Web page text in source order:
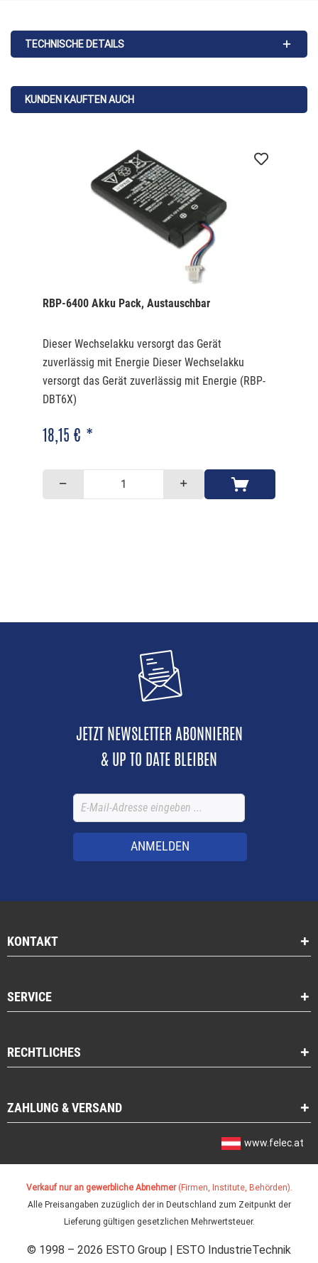
TECHNISCHE DETAILS
KUNDEN KAUFTEN AUCH
RBP-6400 Akku Pack, Austauschbar
Dieser Wechselakku versorgt das Gerät
zuverlässig mit Energie Dieser Wechselakku
versorgt das Gerät zuverlässig mit Energie (RBP-
DBT6X)
18,15 € *
JETZT NEWSLETTER ABONNIEREN
& UP TO DATE BLEIBEN
ANMELDEN
KONTAKT
SERVICE
RECHTLICHES
ZAHLUNG & VERSAND
www.felec.at
Verkauf nur an gewerbliche Abnehmer(Firmen, Institute, Behörden).
Alle Preisangaben zuzüglich der in Deutschland zum Zeitpunkt der
Lieferung gültigen gesetzlichen Mehrwertsteuer.
© 1998 – 2026 ESTO Group | ESTO IndustrieTechnik